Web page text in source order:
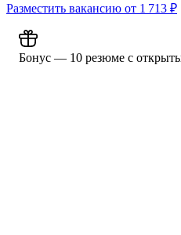
Разместить вакансию от 1 713 ₽
Бонус — 10 резюме с